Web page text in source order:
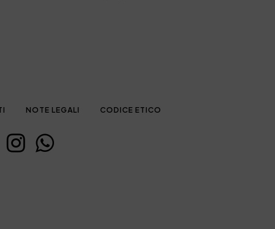
NOTE LEGALI CODICE ETICO